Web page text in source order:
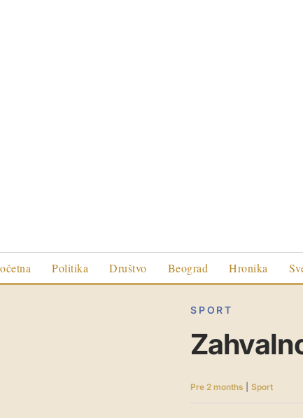
Politika Društvo Beograd Hronika
SPORT
Pre 2 months Sport